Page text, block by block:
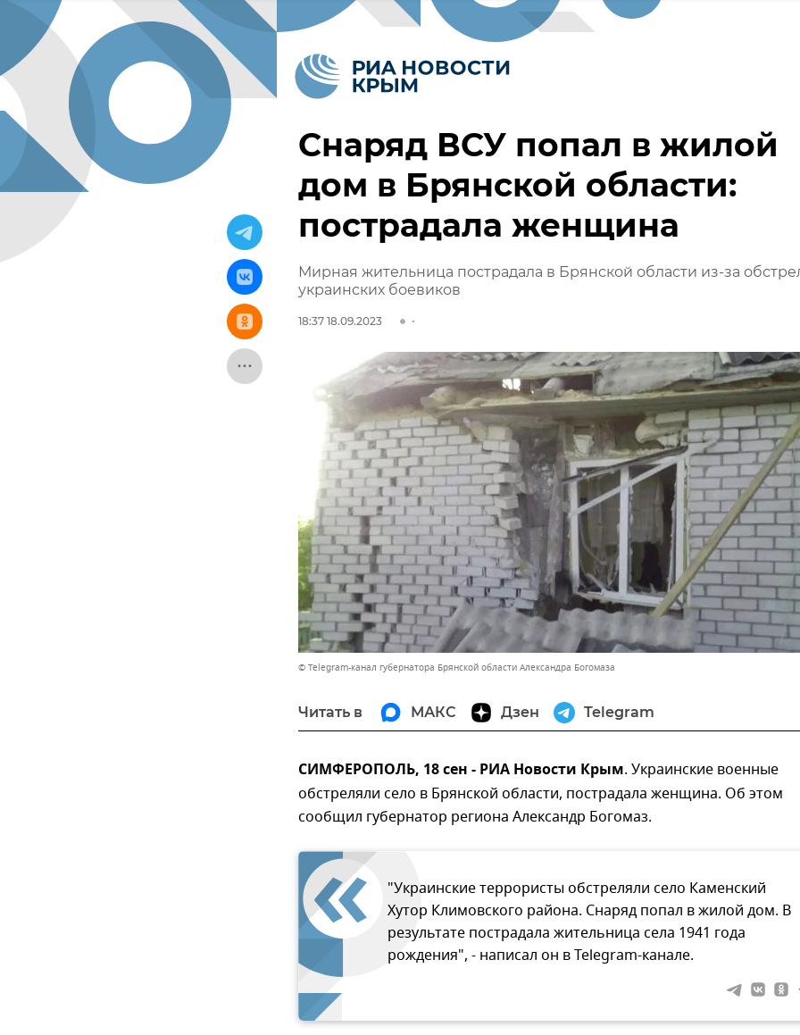
Снаряд ВСУ попал в жилой
дом в Брянской области:
пострадала женщина
Мирная жительница пострадала в Брянской области из-за
украинских боевиков
18:37 18.09.2023
© Telegram-канал губернатора Брянской области Александра Богомаза
Читать в МАКС Дзен Telegram
СИМФЕРОПОЛЬ, 18 сен - РИА Новости Крым. Украинские военные
обстреляли село в Брянской области, пострадала женщина. Об этом
сообщил губернатор региона Александр Богомаз.
"Украинские террористы обстреляли село Каменский
Хутор Климовского района. Снаряд попал в жилой дом. В
результате пострадала жительница села 1941 года
рождения", - написал он в Telegram-канале.